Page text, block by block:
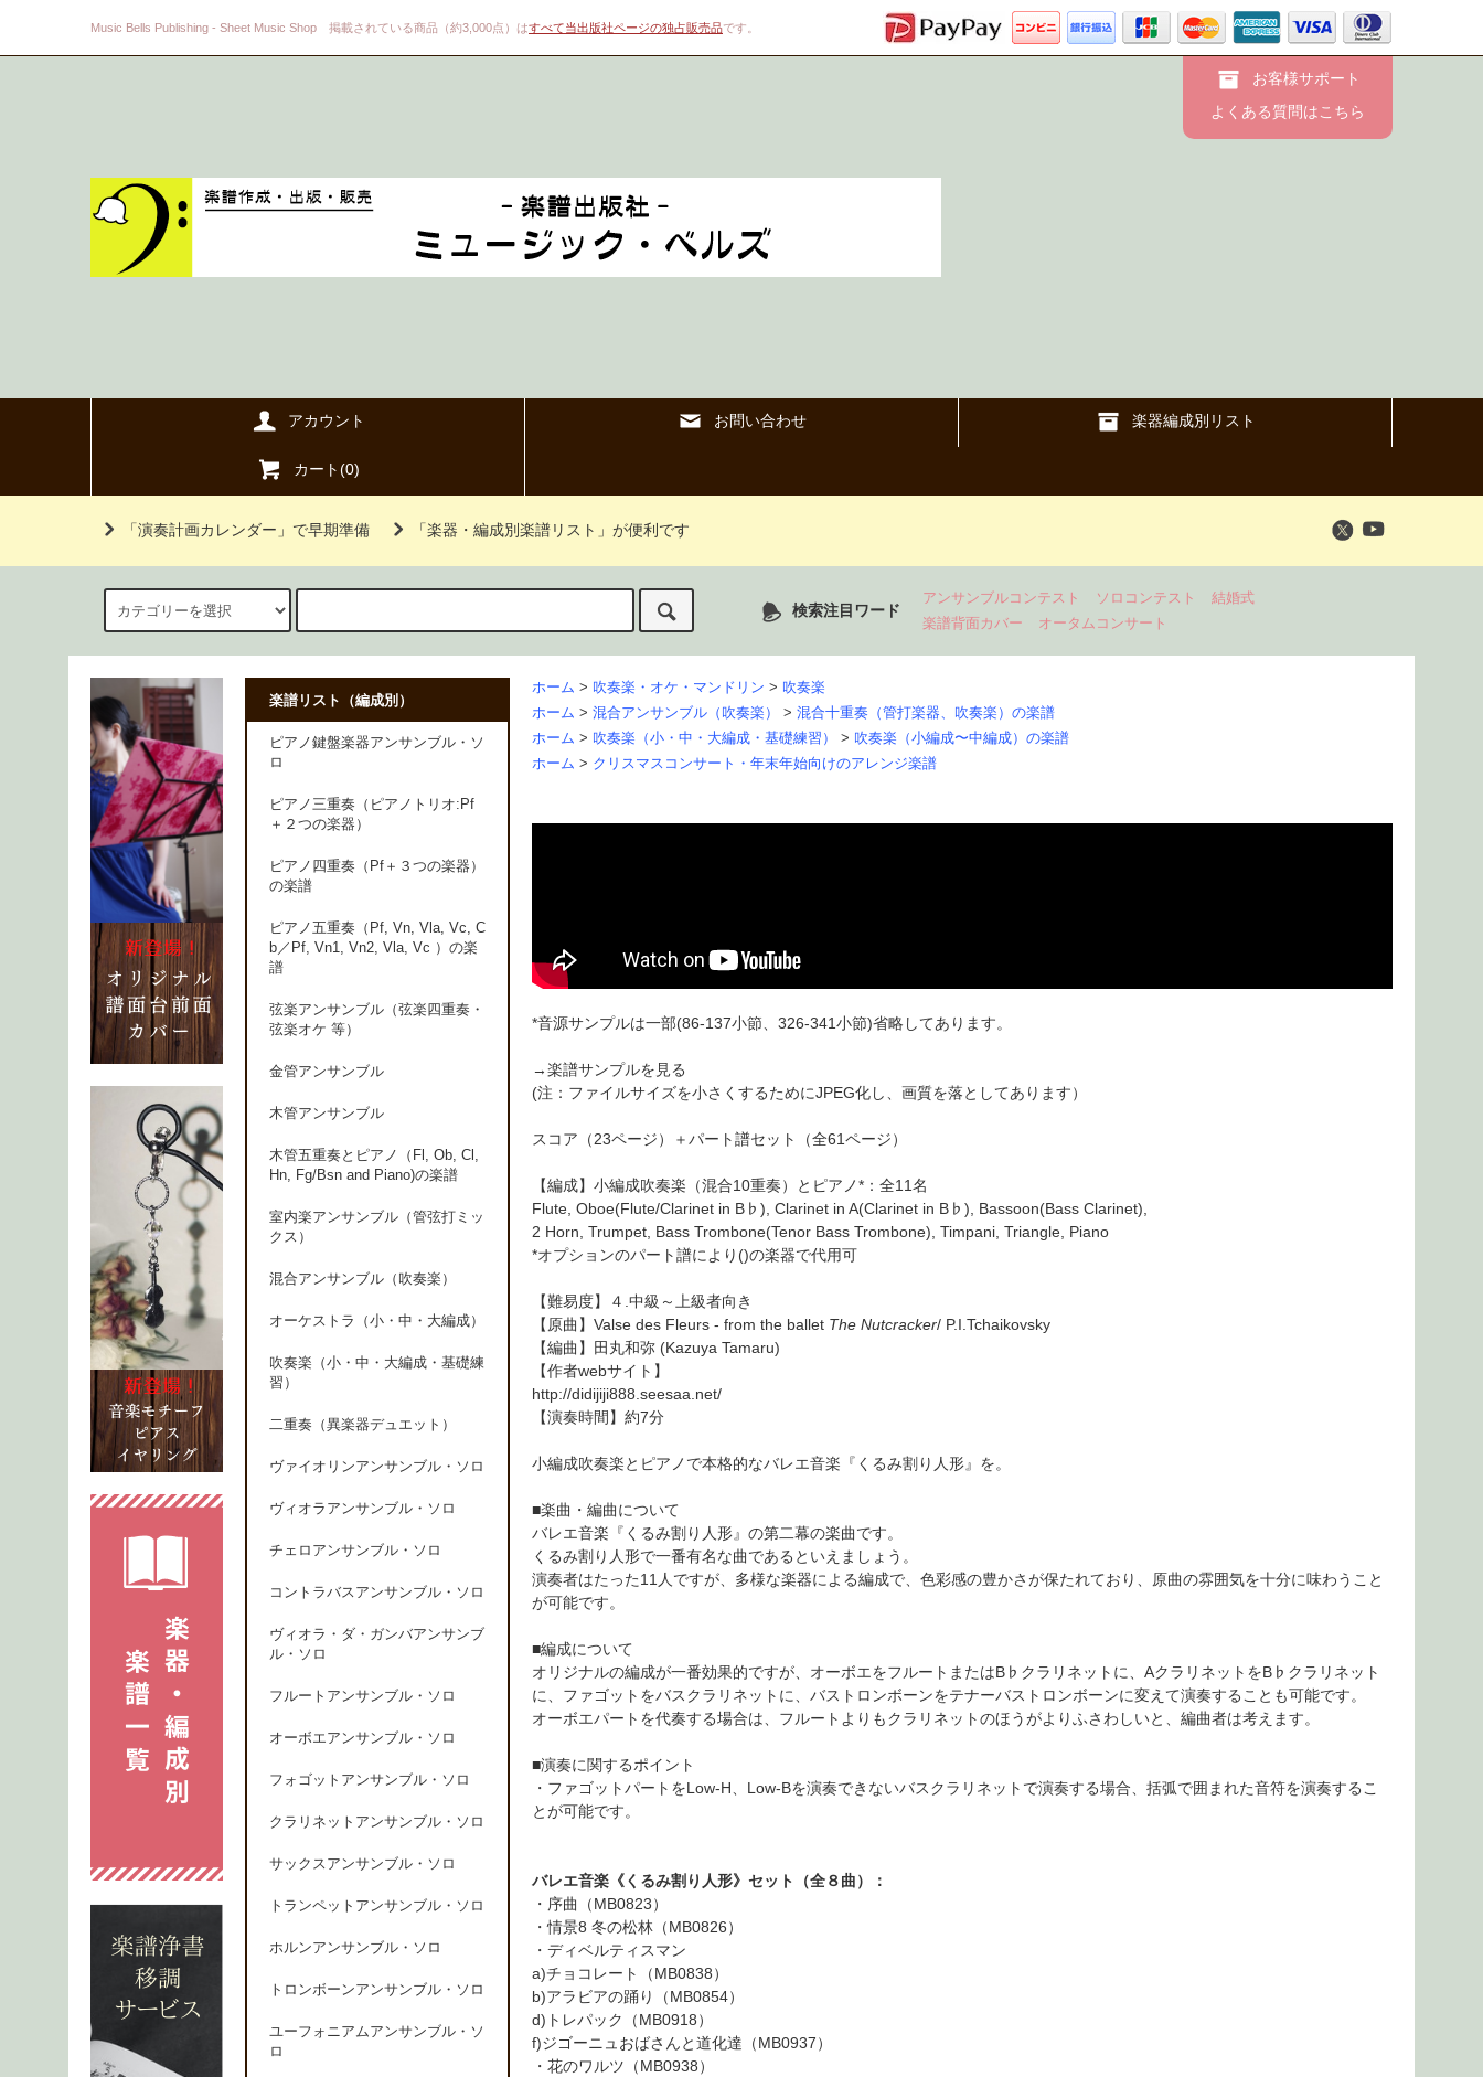
Music Bells Publishing - Sheet Music Shop 掲載されている商品（約3,000点）はすべて当出版社ページの独占販売品です。
お客様サポート
よくある質問はこちら
アカウント お問い合わせ 楽器編成別リスト
カート(0)
「演奏計画カレンダー」で早期準備 「楽器・編成別楽譜リスト」が便利です
検索注目ワード
アンサンブルコンテスト ソロコンテスト
結婚式
楽譜背面カバー
オータムコンサート
ホーム > 吹奏楽・オケ・マンドリン > 吹奏楽
ホーム > 混合アンサンブル（吹奏楽） > 混合十重奏（管打楽器、吹奏楽）の楽譜
ホーム > 吹奏楽（小・中・大編成・基礎練習） > 吹奏楽（小編成〜中編成）の楽譜
ホーム > クリスマスコンサート・年末年始向けのアレンジ楽譜
*音源サンプルは一部(86-137小節、326-341小節)省略してあります。
→楽譜サンプルを見る
(注：ファイルサイズを小さくするためにJPEG化し、画質を落としてあります）
スコア（23ページ）＋パート譜セット（全61ページ）
【編成】小編成吹奏楽（混合10重奏）とピアノ*：全11名
Flute, Oboe(Flute/Clarinet in B♭), Clarinet in A(Clarinet in B♭), Bassoon(Bass Clarinet),
2 Horn, Trumpet, Bass Trombone(Tenor Bass Trombone), Timpani, Triangle, Piano
*オプションのパート譜により()の楽器で代用可
【難易度】４.中級～上級者向き
【原曲】 Valse des Fleurs - from the ballet The Nutcracker/ P.I.Tchaikovsky
【編曲】
田丸和弥 (Kazuya Tamaru)
【作者webサイト】
http://didijiji888.seesaa.net/
【演奏時間】約7分
小編成吹奏楽とピアノで本格的なバレエ音楽『くるみ割り人形』を。
■楽曲・編曲について
バレエ音楽『くるみ割り人形』の第二幕の楽曲です。
くるみ割り人形で一番有名な曲であるといえましょう。
演奏者はたった11人ですが、多様な楽器による編成で、色彩感の豊かさが保たれており、原曲の雰囲気を十分に味わうこと
が可能です。
■編成について
オリジナルの編成が一番効果的ですが、オーボエをフルートまたはB♭クラリネットに、AクラリネットをB♭クラリネット
に、ファゴットをバスクラリネットに、バストロンボーンをテナーバストロンボーンに変えて演奏することも可能です。
オーボエパートを代奏する場合は、フルートよりもクラリネットのほうがよりふさわしいと、編曲者は考えます。
■演奏に関するポイント
・ファゴットパートをLow-H、Low-Bを演奏できないバスクラリネットで演奏する場合、括弧で囲まれた音符を演奏するこ
とが可能です。
バレエ音楽《くるみ割り人形》セット（全８曲）：
・序曲（MB0823）
・情景8 冬の松林（MB0826）
・ディベルティスマン
a)チョコレート（MB0838）
b)アラビアの踊り（MB0854）
d)トレパック（MB0918）
f)ジゴーニュおばさんと道化達（MB0937）
・花のワルツ（MB0938）
楽譜リスト（編成別）
ピアノ鍵盤楽器アンサンブル・ソ
ロ
ピアノ三重奏（ピアノトリオ:Pf
＋２つの楽器）
ピアノ四重奏（Pf＋３つの楽器）
の楽譜
ピアノ五重奏（Pf, Vn, Vla, Vc, C
b／Pf, Vn1, Vn2, Vla, Vc ）の楽
譜
弦楽アンサンブル（弦楽四重奏・
弦楽オケ 等）
金管アンサンブル
木管アンサンブル
木管五重奏とピアノ（Fl, Ob, Cl,
Hn, Fg/Bsn and Piano)の楽譜
室内楽アンサンブル（管弦打ミッ
クス）
混合アンサンブル（吹奏楽）
オーケストラ（小・中・大編成）
吹奏楽（小・中・大編成・基礎練
習）
二重奏（異楽器デュエット）
ヴァイオリンアンサンブル・ソロ
ヴィオラアンサンブル・ソロ
チェロアンサンブル・ソロ
コントラバスアンサンブル・ソロ
ヴィオラ・ダ・ガンバアンサンブ
ル・ソロ
フルートアンサンブル・ソロ
オーボエアンサンブル・ソロ
フォゴットアンサンブル・ソロ
クラリネットアンサンブル・ソロ
サックスアンサンブル・ソロ
トランペットアンサンブル・ソロ
ホルンアンサンブル・ソロ
トロンボーンアンサンブル・ソロ
ユーフォニアムアンサンブル・ソ
ロ